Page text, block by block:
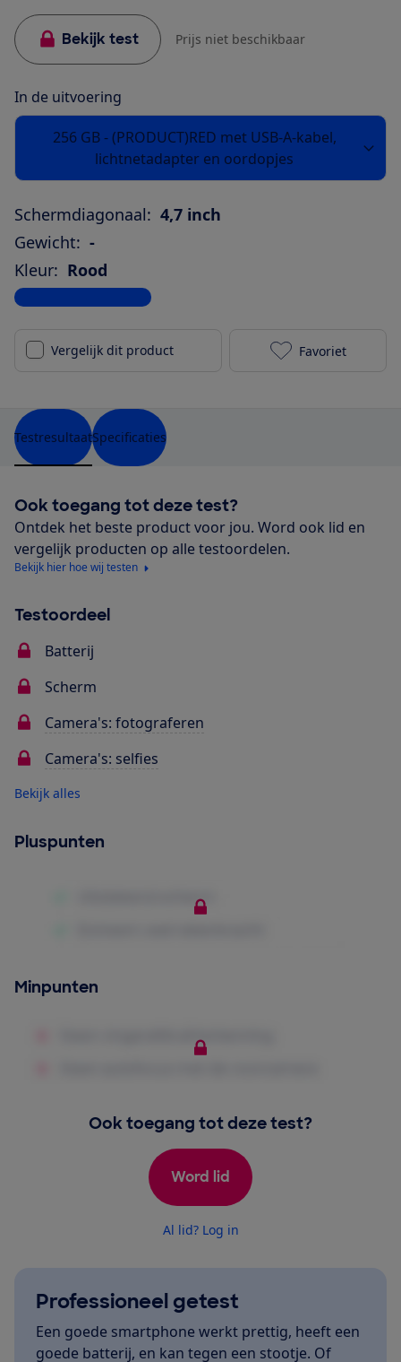
Bekijk test Prijs niet beschikbaar
In de uitvoering
256 GB - (PRODUCT)RED met USB-A-kabel,
lichtnetadapter en oordopjes
Schermdiagonaal: 4,7 inch
Gewicht: -
Kleur: Rood
Bekijk alle specificaties
Vergelijk dit product Apple iPhone
Favoriet
TestresultaatSpecificaties
Ook toegang tot deze test?
Ontdek het beste product voor jou. Word ook lid en
vergelijk producten op alle testoordelen.
Bekijk hier hoe wij testen
Testoordeel
Batterij
Scherm
Camera's: fotograferen
Camera's: selfies
Bekijk alles
Pluspunten
Minpunten
Ook toegang tot deze test?
Word lid
Al lid? Log in
Professioneel getest
Een goede smartphone werkt prettig, heeft een
goede batterij, en kan tegen een stootje. Of